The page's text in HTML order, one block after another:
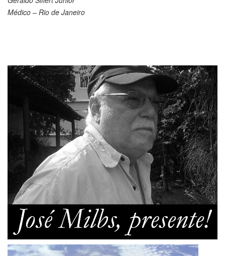
Médico – Rio de Janeiro